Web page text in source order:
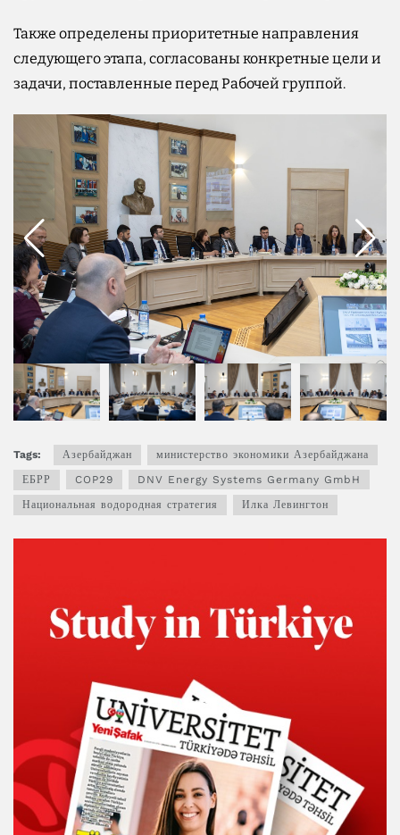
Также определены приоритетные направления
следующего этапа, согласованы конкретные цели и
задачи, поставленные перед Рабочей группой.
Tags: Азербайджан
министерство экономики Азербайджана
ЕБРР
COP29
DNV Energy Systems Germany GmbH
Национальная водородная стратегия
Илка Левингтон